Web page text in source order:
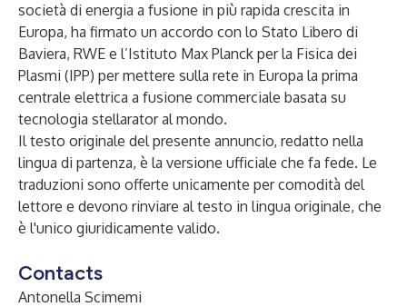
società di energia a fusione in più rapida crescita in
Europa, ha firmato un accordo con lo Stato Libero di
Baviera, RWE e l’Istituto Max Planck per la Fisica dei
Plasmi (IPP) per mettere sulla rete in Europa la prima
centrale elettrica a fusione commerciale basata su
tecnologia stellarator al mondo.
Il testo originale del presente annuncio, redatto nella
lingua di partenza, è la versione ufficiale che fa fede. Le
traduzioni sono offerte unicamente per comodità del
lettore e devono rinviare al testo in lingua originale, che
è l'unico giuridicamente valido.
Contacts
Antonella Scimemi